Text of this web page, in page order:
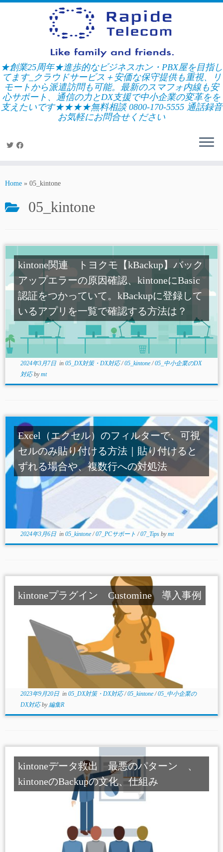
Skip
★創業25周年★進歩的なビジネスホン・PBX屋を目指し
てます_クラウドサービス＋安価な保守提供も重視、リ
モートから派遣訪問も可能。最新のスマフォ内線も安
心サポート、通信の力とDX支援で中小企業の変革をを
支えたいです★★★★無料相談 0800-170-5555 通話録音
お気軽にお問合せください
Home » 05_kintone
05_kintone
kintone関連 トヨクモ【kBackup】バック
アップエラーの原因確認、kintoneにBasic
認証をつかっていて。kBackupに登録して
いるアプリを一覧で確認する方法は？
2024年3月7日in 05_DX対策・DX対応/05_kintone/05_中小企業のDX
対応bymt
Excel（エクセル）のフィルターで、可視
セルのみ貼り付ける方法｜貼り付けると
ずれる場合や、複数行への対処法
2024年3月6日in 05_kintone/07_PCサポート/07_Tips bymt
kintoneプラグイン Customine 導入事例
2023年9月20日in 05_DX対策・DX対応/05_kintone/05_中小企業の
DX対応by編集R
kintoneデータ救出 最悪のパターン 、
kintoneのBackupの文化、仕組み